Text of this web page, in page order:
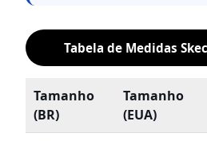
Tabela de Medidas
Tamanho
(BR)
Tamanho
(EUA)